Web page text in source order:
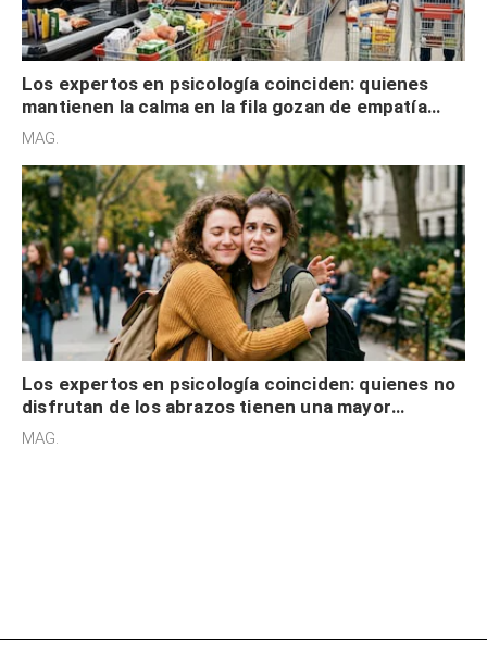
Los expertos en psicología coinciden: quienes
mantienen la calma en la fila gozan de empatía
cognitiva, gratitud y no solo tienen autocontrol
MAG.
Los expertos en psicología coinciden: quienes no
disfrutan de los abrazos tienen una mayor
sensibilidad a los estímulos físicos y no es por
MAG.